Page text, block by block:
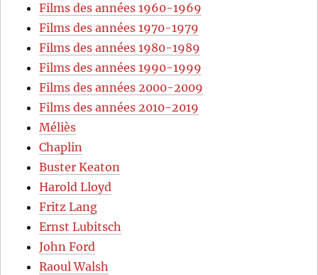
Films des années 1960-1969
Films des années 1970-1979
Films des années 1980-1989
Films des années 1990-1999
Films des années 2000-2009
Films des années 2010-2019
Méliès
Chaplin
Buster Keaton
Harold Lloyd
Fritz Lang
Ernst Lubitsch
John Ford
Raoul Walsh